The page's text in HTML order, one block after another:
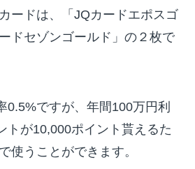
ードは、「JQカードエポスゴ
ドセゾンゴールド」の２枚で
0.5%ですが、年間100万円利
トが10,000ポイント貰えるた
使うことができます。